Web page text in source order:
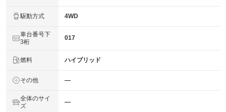
駆動方式 4WD
車台番号下
3桁
017
燃料 ハイブリッド
その他 ―
全体のサイ
ズ
―